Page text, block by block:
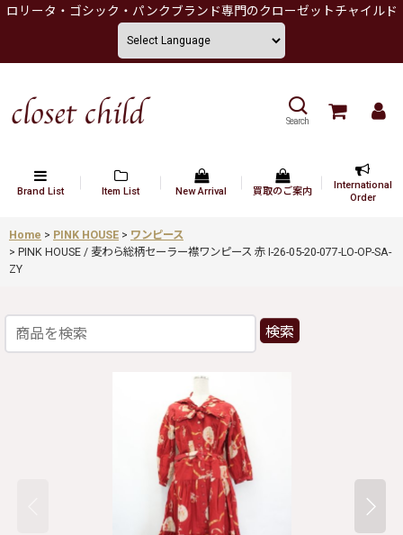
ロリータ・ゴシック・パンクブランド専門のクローゼットチャイルド
Search
Brand List Item List New Arrival 買取のご案内
International
Order
Home > PINK HOUSE > ワンピース
> PINK HOUSE / 麦わら総柄セーラー襟ワンピース 赤 I-26-05-20-077-LO-OP-SA-
ZY
検索